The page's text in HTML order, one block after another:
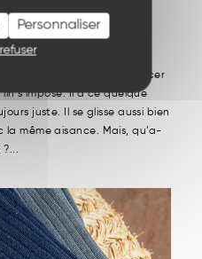
Personnaliser
de s’habiller. On cherche à
rapport plus simple aux
pas non plus renoncer
s’impose. Il a ce quelque
juste. Il se glisse aussi bien
la même aisance. Mais, qu’a-